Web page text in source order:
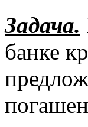
Задача.
банке